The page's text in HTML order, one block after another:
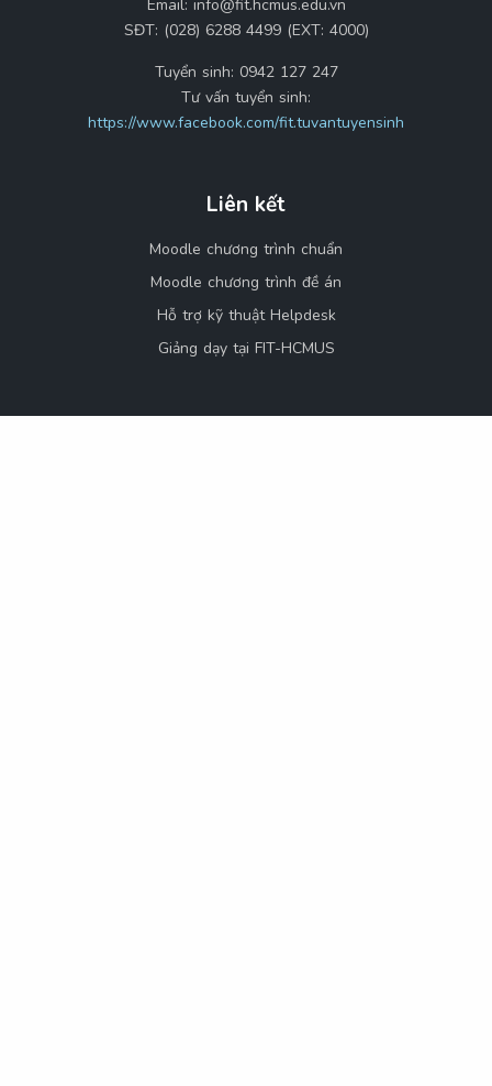
Email: info@fit.hcmus.edu.vn
SĐT: (028) 6288 4499 (EXT: 4000)
Tuyển sinh: 0942 127 247
Tư vấn tuyển sinh:
https://www.facebook.com/fit.tuvantuyensinh
Liên kết
Moodle chương trình chuẩn
Moodle chương trình đề án
Hỗ trợ kỹ thuật Helpdesk
Giảng dạy tại FIT-HCMUS